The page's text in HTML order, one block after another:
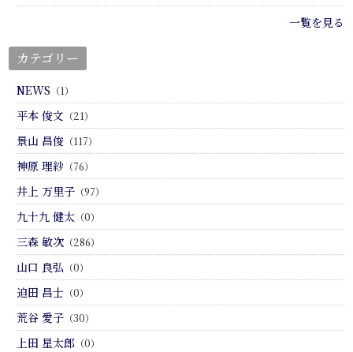
一覧を見る
カテゴリー
NEWS （1）
平本 俊文 （21）
景山 昌俊 （117）
神原 理紗 （76）
井上 万里子 （97）
九十九 健太 （0）
三森 敏次 （286）
山口 良弘 （0）
迫田 昌士 （0）
荒谷 愛子 （30）
上田 星太郎 （0）